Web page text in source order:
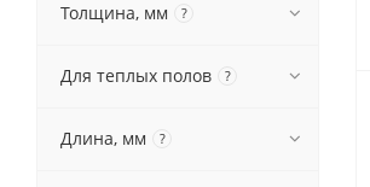
Толщина, мм ?
Для теплых полов ?
Длина, мм ?